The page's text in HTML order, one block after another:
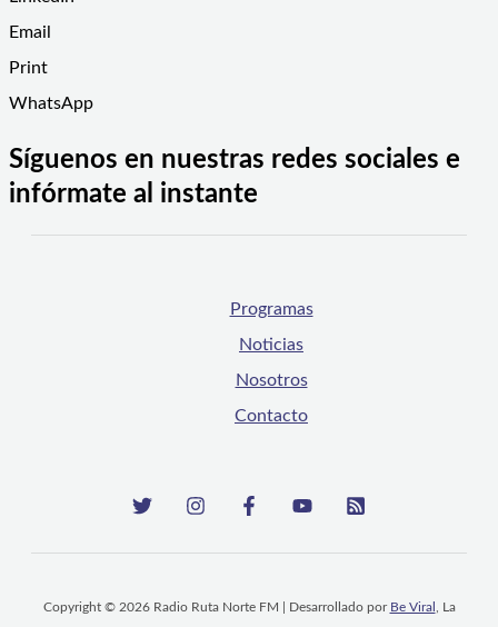
Email
Print
WhatsApp
Síguenos en nuestras redes sociales e
infórmate al instante
Programas
Noticias
Nosotros
Contacto
Copyright © 2026 Radio Ruta Norte FM | Desarrollado por Be Viral , La